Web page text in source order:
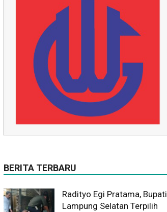
BERITA TERBARU
Radityo Egi Pratama, Bupati
Lampung Selatan Terpilih